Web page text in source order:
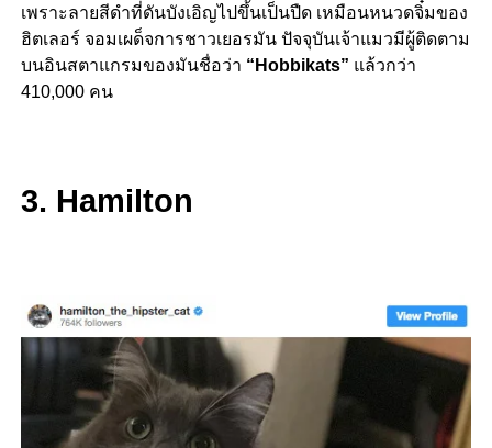
เพราะลายสีดำที่ดันบังเอิญไปขึ้นเป็นปืด เหมือนหนวดจิ๋มของ
ฮิตเลอร์ จอมเผด็จการชาวเยอรมัน ปัจจุบันเจ้าแมวมีผู้ติดตาม
บนอินสตาแกรมของมันชื่อว่า “Hobbikats” แล้วกว่า
410,000 คน
3. Hamilton